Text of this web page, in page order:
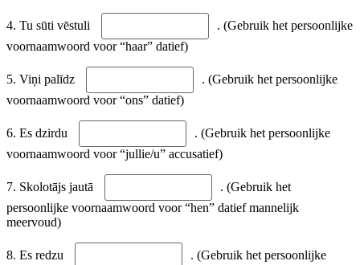
4. Tu sūti vēstuli
. (Gebruik het persoonlijke
voornaamwoord voor “haar” datief)
5. Viņi palīdz
. (Gebruik het persoonlijke
voornaamwoord voor “ons” datief)
6. Es dzirdu
. (Gebruik het persoonlijke
voornaamwoord voor “jullie/u” accusatief)
7. Skolotājs jautā
. (Gebruik het
persoonlijke voornaamwoord voor “hen” datief mannelijk
meervoud)
8. Es redzu
. (Gebruik het persoonlijke